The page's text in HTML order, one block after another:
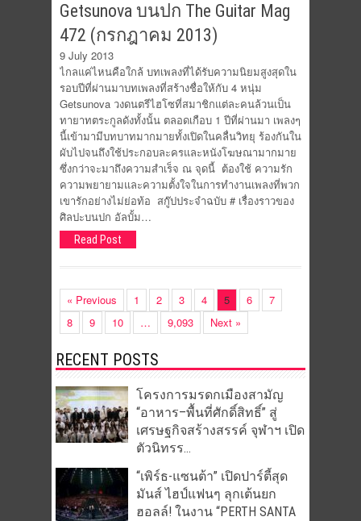
Getsunova บนปก The Guitar Mag
472 (กรกฎาคม 2013)
9 July 2013
ไกลแค่ไหนคือใกล้ บทเพลงที่ได้รับความนิยมสูงสุดใน
รอบปีที่ผ่านมาบทเพลงที่สร้างชื่อให้กับ 4 หนุ่ม
Getsunova วงดนตรีไฮโซที่สมาชิกแต่ละคนล้วนเป็น
ทายาทตระกูลดังทั้งนั้น ตลอดเกือบ 1 ปีที่ผ่านมา เพลงๆ
นี้เข้ามามีบทบาทมากมายทั้งเปิดในคลื่นวิทยุ ร้องกันใน
ผับไปจนถึงใช้ประกอบละครและหนังโฆษณามากมาย
ซึ่งกว่าจะมาถึงความสำเร็จ ณ จุดนี้ ต้องใช้ ความรัก
ความพยายามและความตั้งใจในการทำงานเพลงที่พวก
เขารักอย่างไม่ย่อท้อ สกู๊ปประจำฉบับ # เรื่องราวของ
ศิลปะบนปก อัลบั้ม…
Read Post
« Previous 1 2 3 4 5 6
7
8
9 10 … 9,093 Next »
RECENT POSTS
โครงการมรดกเมืองสามัญ
“อาหาร–พื้นที่ศักดิ์สิทธิ์” สู่
เศรษฐกิจสร้างสรรค์ จุฬาฯ เปิด
ตัวนิทรร...
“เพิร์ธ-แซนต้า” เปิดปาร์ตี้สุด
มันส์ ไฮป์แฟนๆ ลุกเต้นยก
ฮอลล์! ในงาน “PERTH SANTA